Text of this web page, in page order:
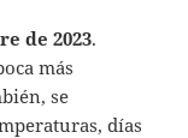
de 2023.
más
se
días